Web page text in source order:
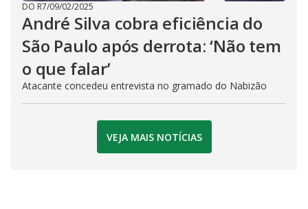
DO R7/09/02/2025
André Silva cobra eficiência do
São Paulo após derrota: ‘Não tem
o que falar’
Atacante concedeu entrevista no gramado do Nabizão
VEJA MAIS NOTÍCIAS